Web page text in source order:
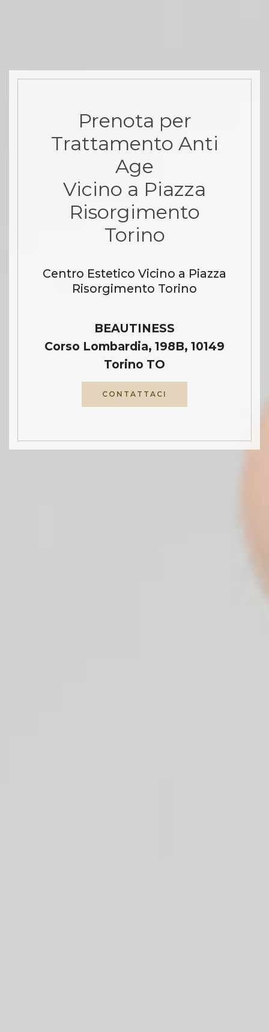
Prenota per
Trattamento Anti
Age
Vicino a Piazza
Risorgimento
Torino
Centro Estetico Vicino a Piazza
Risorgimento Torino
BEAUTINESS
Corso Lombardia, 198B, 10149
Torino TO
CONTATTACI